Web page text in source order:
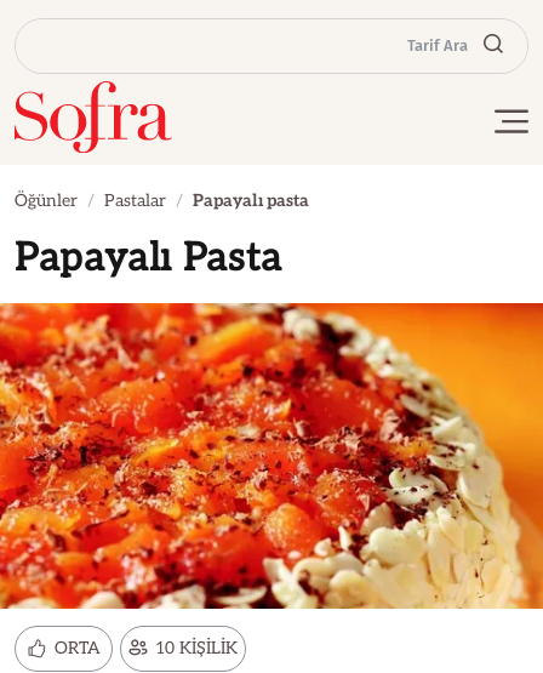
Tarif Ara
Öğünler Pastalar Papayalı pasta
Papayalı Pasta
ORTA 10 KİŞİLİK